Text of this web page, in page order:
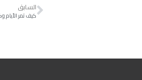
السابق
كيف تمر الأيام